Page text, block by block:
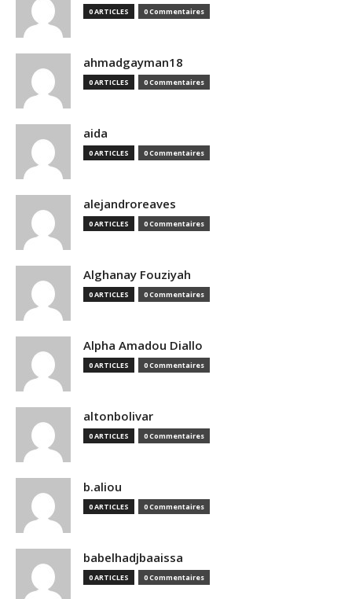
0 ARTICLES 0 Commentaires
ahmadgayman18
0 ARTICLES 0 Commentaires
aida
0 ARTICLES 0 Commentaires
alejandroreaves
0 ARTICLES 0 Commentaires
Alghanay Fouziyah
0 ARTICLES 0 Commentaires
Alpha Amadou Diallo
0 ARTICLES 0 Commentaires
altonbolivar
0 ARTICLES 0 Commentaires
b.aliou
0 ARTICLES 0 Commentaires
babelhadjbaaissa
0 ARTICLES 0 Commentaires